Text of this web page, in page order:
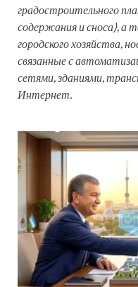
градостроительного
содержания и сноса), а
городского хозяйства,
связанные с
сетями, зданиями,
Интернет.